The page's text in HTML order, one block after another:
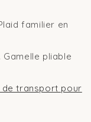
familier en
pliable
de transport pour